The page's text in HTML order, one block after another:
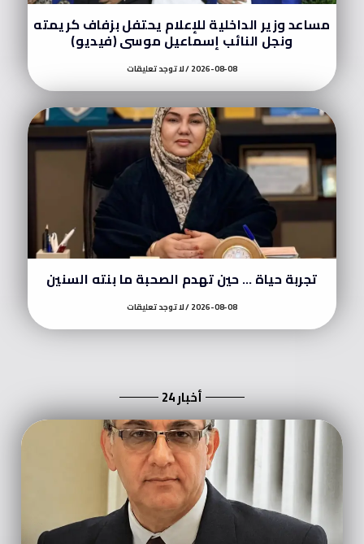
مساعد وزير الداخلية للإعلام يحتفل بزفاف كريمته
ونجل النائب إسماعيل موسى (فيديو)
2026-08-08 لا توجد تعليقات
تجربة حياة … حين تهدم الصحبة ما بنته السنين
2026-08-08 لا توجد تعليقات
أخبار 24